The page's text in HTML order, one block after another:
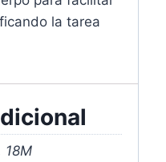
la tarea
18M